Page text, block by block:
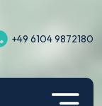
+49 6104 9872180